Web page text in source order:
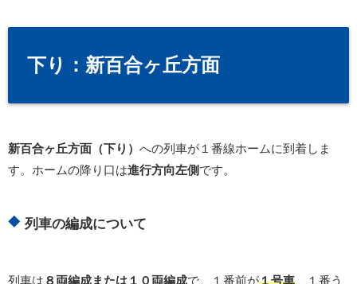
下り：新百合ヶ丘方面
新百合ヶ丘方面（下り） への列車が１番線ホームに到着しま
す。ホームの降り口は進行方向左側です。
列車の編成について
列車は ８両編成または１０両編成で、１番前が１号車、１番う